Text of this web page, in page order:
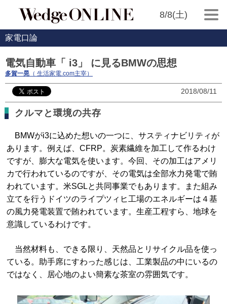
8/8(土)
家電口論
電気自動車「 i3」 に見るBMWの思想
多賀一晃 （ 生活家電.com主宰）
2018/08/11
クルマと環境の共存
BMWがi3に込めた想いの一つに、サスティナビリティが
あります。例えば、CFRP。炭素繊維を加工して作るわけ
ですが、膨大な電気を使います。今回、その加工はアメリ
カで行われているのですが、その電気は全部水力発電で賄
われています。米SGLと共同事業でもあります。また組み
立てを行うドイツのライプツィヒ工場のエネルギーは４基
の風力発電装置で賄われています。生産工程すら、地球を
意識しているわけです。
当然材料も、できる限り、天然品とリサイクル品を使っ
ている。助手席にすわった感じは、工業製品の中にいるの
ではなく、居心地のよい簡素な茶室の雰囲気です。